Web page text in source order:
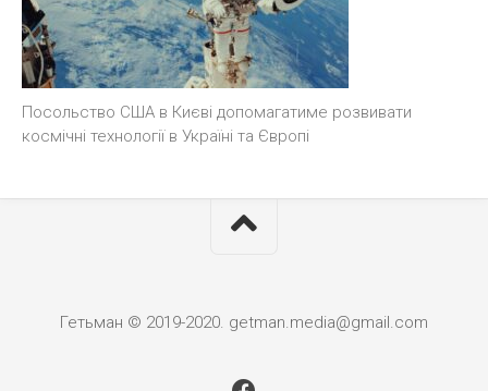
Посольство США в Києві допомагатиме розвивати
космічні технології в Україні та Європі
Гетьман © 2019-2020. getman.media@gmail.com